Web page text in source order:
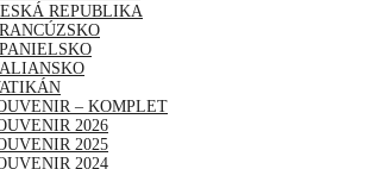
REPUBLIKA
– KOMPLET
2026
2025
2024